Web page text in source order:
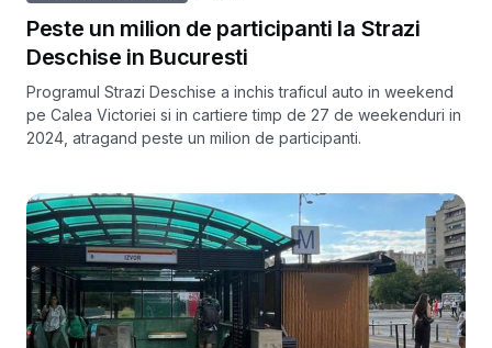
Peste un milion de participanti la Strazi
Deschise in Bucuresti
Programul Strazi Deschise a inchis traficul auto in weekend
pe Calea Victoriei si in cartiere timp de 27 de weekenduri in
2024, atragand peste un milion de participanti.